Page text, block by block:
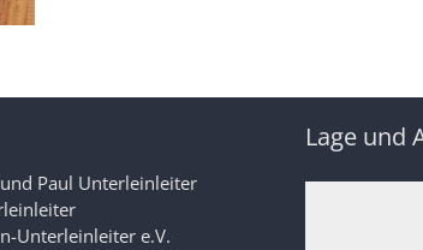
Paul Unterleinleiter
Unterleinleiter e.V.
Lage und